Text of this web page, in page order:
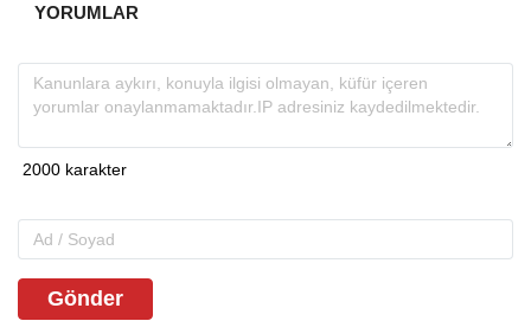
YORUMLAR
Gönder